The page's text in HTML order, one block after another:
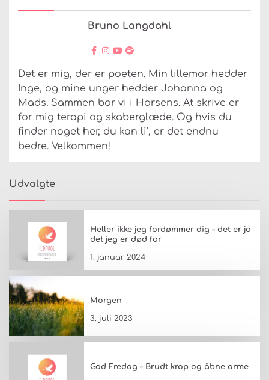
Bruno Langdahl
Det er mig, der er poeten. Min lillemor hedder
Inge, og mine unger hedder Johanna og
Mads. Sammen bor vi i Horsens. At skrive er
for mig terapi og skaberglæde. Og hvis du
finder noget her, du kan li', er det endnu
bedre. Velkommen!
Udvalgte
Heller ikke jeg fordømmer dig – det er jo
det jeg er død for
1. januar 2024
Morgen
3. juli 2023
God Fredag – Brudt krop og åbne arme